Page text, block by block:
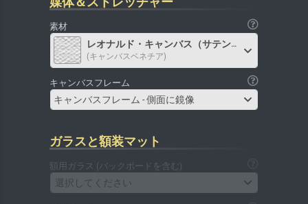
素材
レオナルド・キャンバス（サテン）
(キャンバスベネチア)
キャンバスフレーム
キャンバスフレーム - 側面に鏡像
ガラスと額装マット
額用ガラス (バックボードを含む)
選択してください